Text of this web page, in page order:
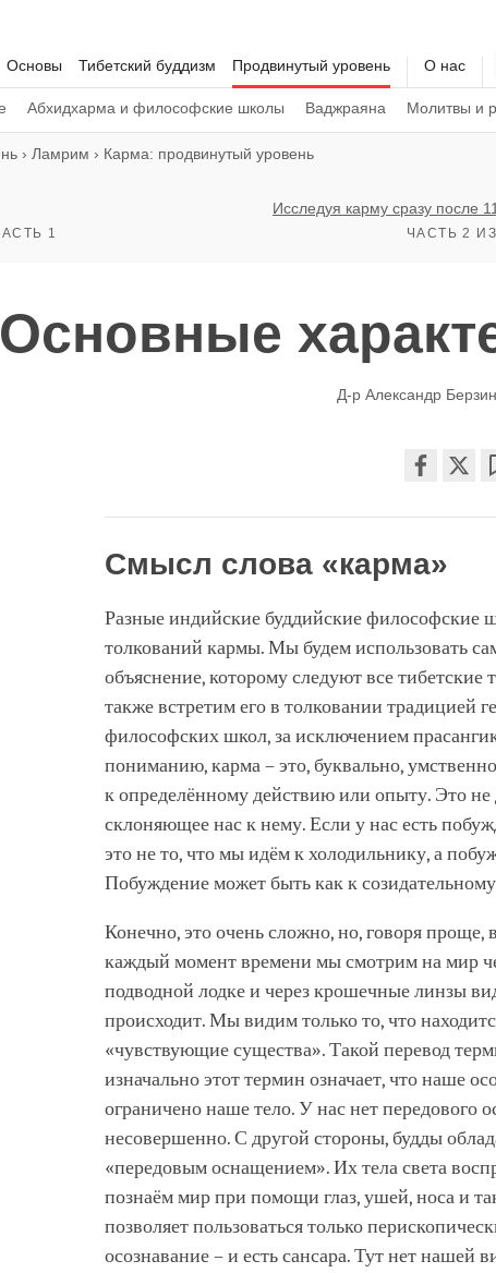
Основы Тибетский буддизм Продвинутый уровень
Абхидхарма и философские школы Ваджраяна Молитвы и
О нас
› Ламрим › Карма: продвинутый уровень
1
Исследуя карму сразу после
ЧАСТЬ 2
Основные
Д-р Александр Берзин
on
facebook
Смысл слова «карма»
Разные индийские буддийские философские
толкований кармы. Мы будем использовать
объяснение, которому следуют все
также встретим его в толковании традицией
философских школ, за исключением
пониманию, карма – это, буквально,
к определённому действию или опыту. Это не
склоняющее нас к нему. Если у нас есть
это не то, что мы идём к холодильнику, а
Побуждение может быть как к
Конечно, это очень сложно, но, говоря
каждый момент времени мы смотрим на мир
подводной лодке и через крошечные линзы
происходит. Мы видим только то, что
«чувствующие существа». Такой перевод
изначально этот термин означает, что наше
ограничено наше тело. У нас нет передового
несовершенно. С другой стороны, будды
«передовым оснащением». Их тела света
познаём мир при помощи глаз, ушей, носа и
позволяет пользоваться только
осознавание – и есть сансара. Тут нет